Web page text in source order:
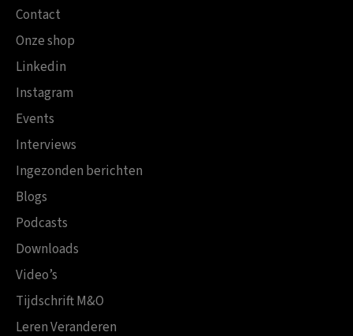
Contact
Onze shop
Linkedin
Instagram
Events
Interviews
Ingezonden berichten
Blogs
Podcasts
Downloads
Video’s
Tijdschrift M&O
Leren Veranderen